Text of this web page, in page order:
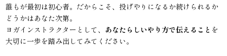
誰もが最初は初心者。だからこそ、投げやりになるか続けられるか
どうかはあなた次第。
ヨガインストラクターとして、 あなたらしいやり方で伝えること を
大切に一歩を踏み出してみてください。